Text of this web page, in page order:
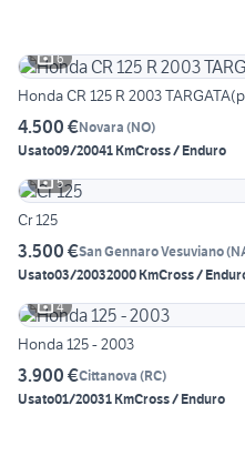
6
Honda CR 125 R 2003
4.500 €Novara (NO)
Usato09/20041 KmCross / Enduro
5
Cr 125
3.500 €San Gennaro Vesuviano(
Usato03/20032000 KmCross /
4
Honda 125 - 2003
3.900 €Cittanova (RC)
Usato01/20031 KmCross / Enduro